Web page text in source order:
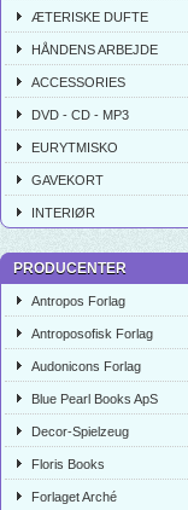
ÆTERISKE DUFTE
HÅNDENS ARBEJDE
ACCESSORIES
DVD - CD - MP3
EURYTMISKO
GAVEKORT
INTERIØR
PRODUCENTER
Antropos Forlag
Antroposofisk Forlag
Audonicons Forlag
Blue Pearl Books ApS
Decor-Spielzeug
Floris Books
Forlaget Arché